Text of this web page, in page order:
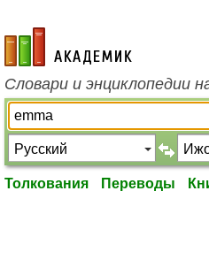
academic.ru
Словари и энциклопедии
Толкования Переводы